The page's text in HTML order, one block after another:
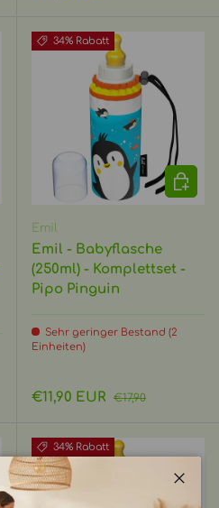
AUSWÄHLEN
34% Rabatt
Emil
Emil - Babyflasche
(250ml) - Komplettset -
Pipo Pinguin
Sehr geringer Bestand (2
Einheiten)
Verkaufspreis
€11,90 EUR Normaler Preis
€17,90
IN DEN
34% Rabatt